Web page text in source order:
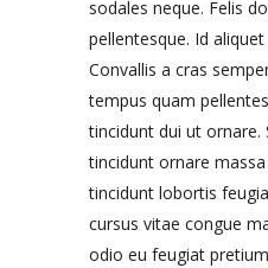
sodales neque. Felis
pellentesque. Id
Convallis a cras
tempus quam
tincidunt dui ut ornare.
tincidunt ornare
tincidunt lobortis
cursus vitae congue
odio eu feugiat